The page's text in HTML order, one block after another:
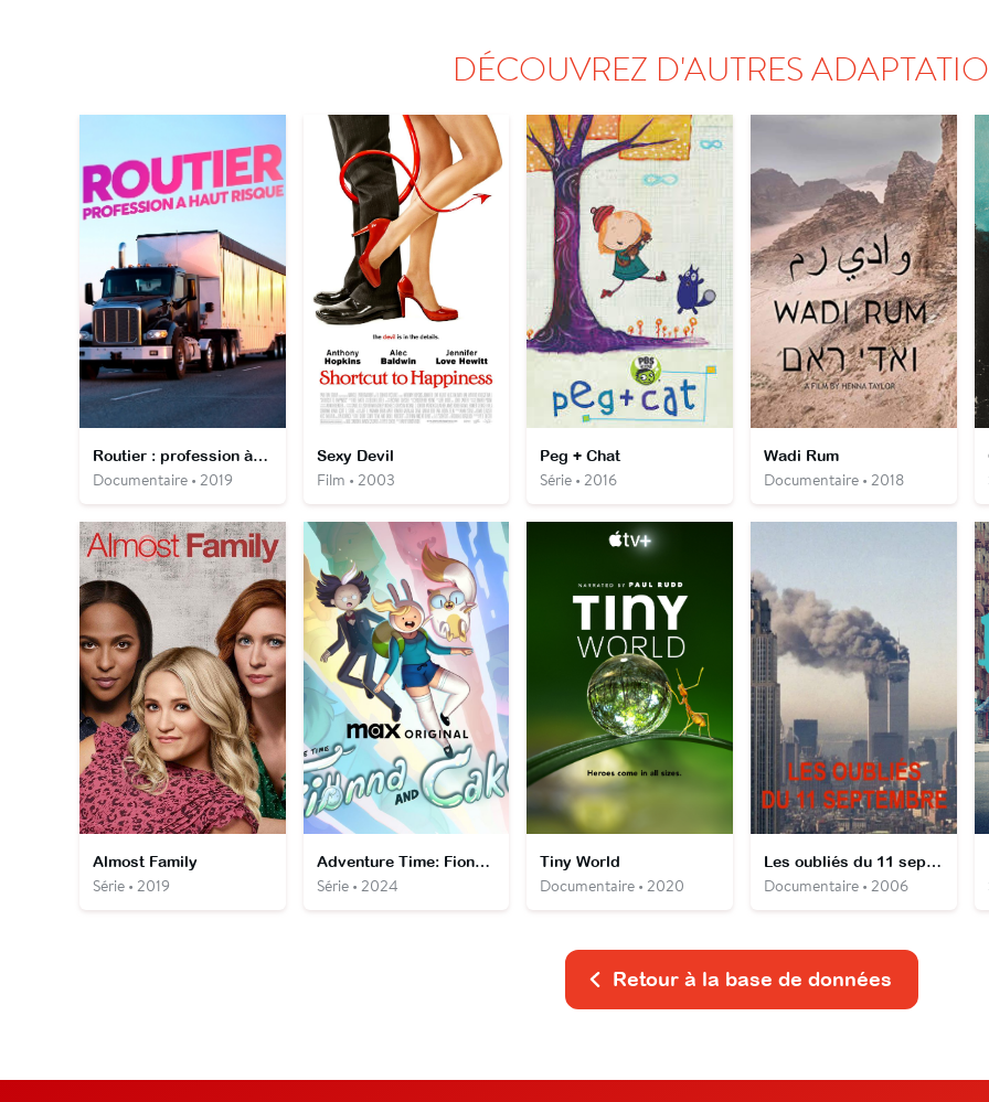
DÉCOUVREZ D'AUTRES
Routier : profession à haut risque
Documentaire • 2019
Sexy Devil
Film • 2003
Peg + Chat
Série • 2016
Wadi Rum
Documentaire • 2018
Almost Family
Série • 2019
Adventure Time: Fionna and Cake
Série • 2024
Tiny World
Documentaire • 2020
Les oubliés du 11 septembre
Documentaire • 2006
Retour à la base de données